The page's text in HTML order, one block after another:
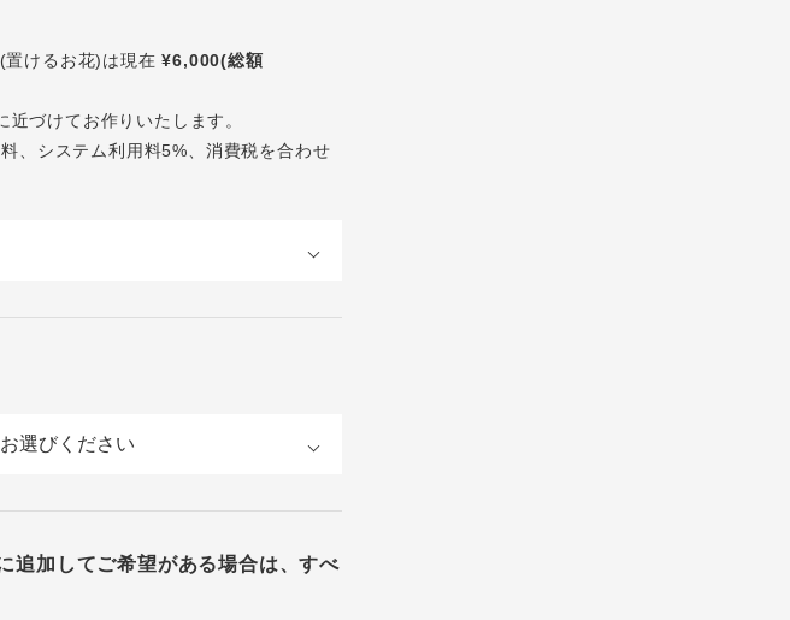
置けるお花)は現在¥6,000(総額
づけてお作りいたします。
、システム利用料5%、消費税を合わせ
追加してご希望がある場合は、すべ